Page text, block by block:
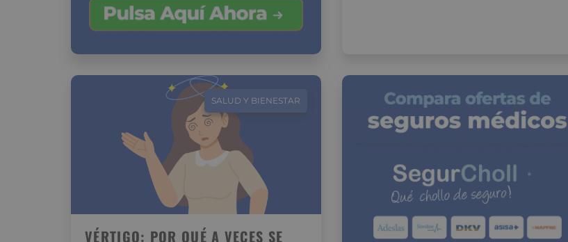
SALUD Y BIENESTAR
VÉRTIGO: POR QUÉ A VECES SE